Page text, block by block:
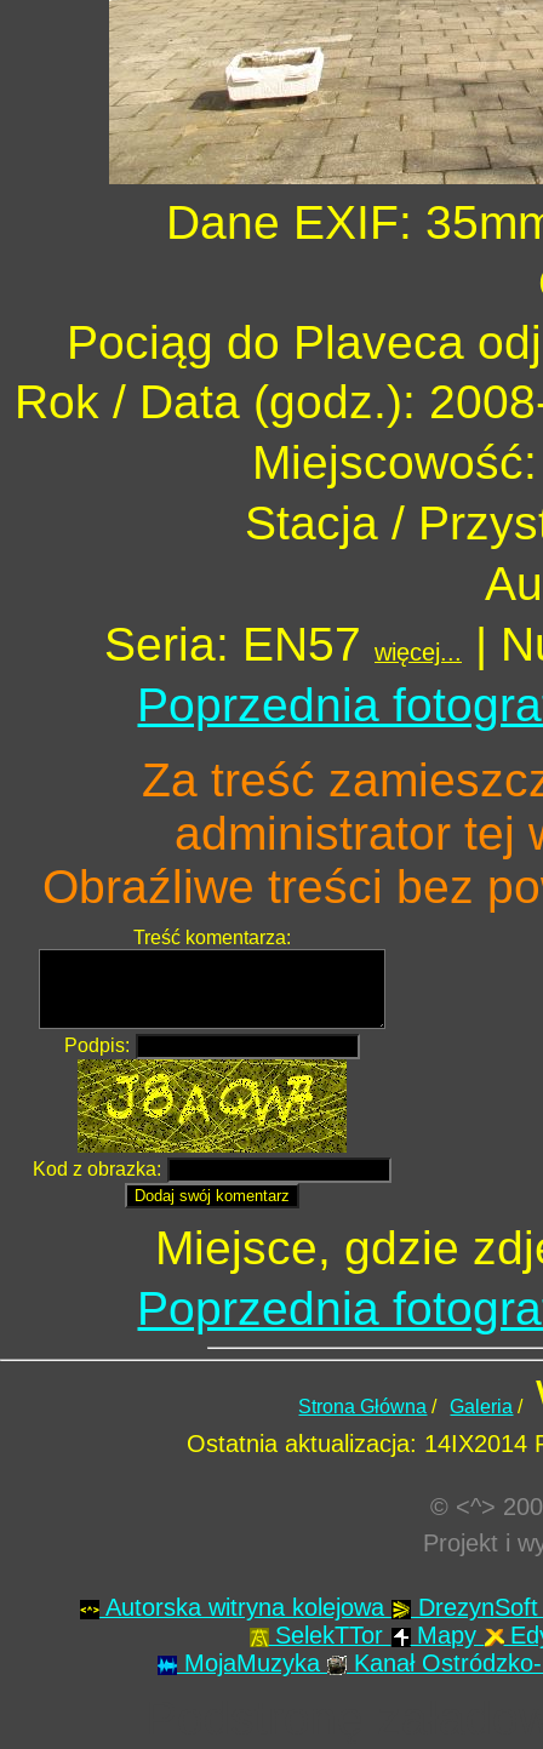
Dane EXIF:
Pociąg do Plaveca
Rok / Data (godz.):
Stacja /
Seria: EN57 więcej...
|
Poprzednia
Za treść
administrator tej
Obraźliwe treści bez
Treść komentarza:
Podpis:
Kod z obrazka:
Miejsce, gdzie
Poprzednia
Strona Główna / Galeria /
Ostatnia aktualizacja: 14IX2014
© <^>
Projekt i
Autorska witryna kolejowa
SelekTTor
Mapy
MojaMuzyka
Kanał